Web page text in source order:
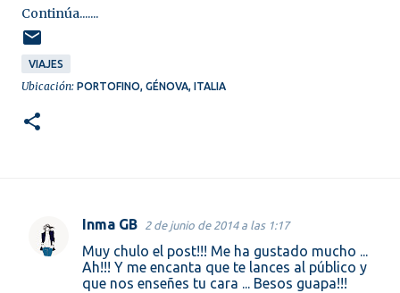
Continúa.......
VIAJES
Ubicación: PORTOFINO, GÉNOVA, ITALIA
Inma GB 2 de junio de 2014 a las 1:17
Muy chulo el post!!! Me ha gustado mucho ...
Ah!!! Y me encanta que te lances al público y
que nos enseñes tu cara ... Besos guapa!!!